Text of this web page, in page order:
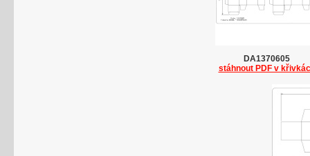
DA1370605
stáhnout PDF v